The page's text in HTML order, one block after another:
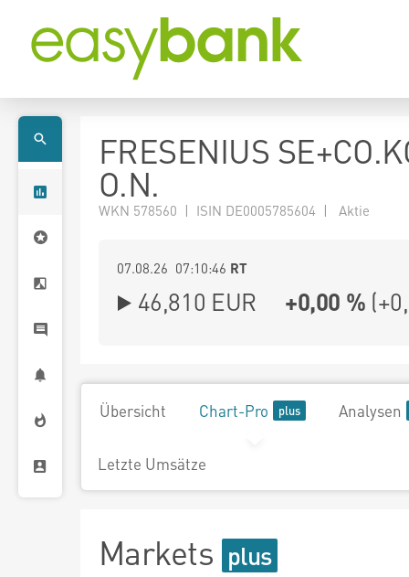
FRESENIUS
O.N.
WKN 578560 | ISIN DE0005785604 | Aktie
07.08.26 07:10:46 RT
46,810 EUR +0,00 % (
Übersicht Chart-Pro Analysen
Letzte Umsätze
Markets